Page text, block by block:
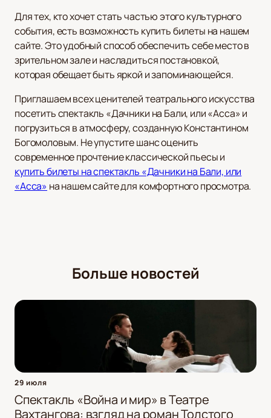
Для тех, кто хочет стать частью этого культурного
события, есть возможность купить билеты на нашем
сайте. Это удобный способ обеспечить себе место в
зрительном зале и насладиться постановкой,
которая обещает быть яркой и запоминающейся.
Приглашаем всех ценителей театрального искусства
посетить спектакль «Дачники на Бали, или «Асса» и
погрузиться в атмосферу, созданную Константином
Богомоловым. Не упустите шанс оценить
современное прочтение классической пьесы и
купить билеты на спектакль «Дачники на Бали, или
«Асса» на нашем сайте для комфортного просмотра.
Больше новостей
29 июля
Спектакль «Война и мир» в Театре
Вахтангова: взгляд на роман Толстого